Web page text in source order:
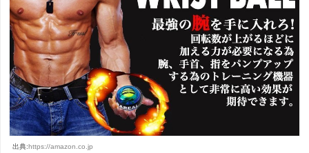
出典:https://amazon.co.jp